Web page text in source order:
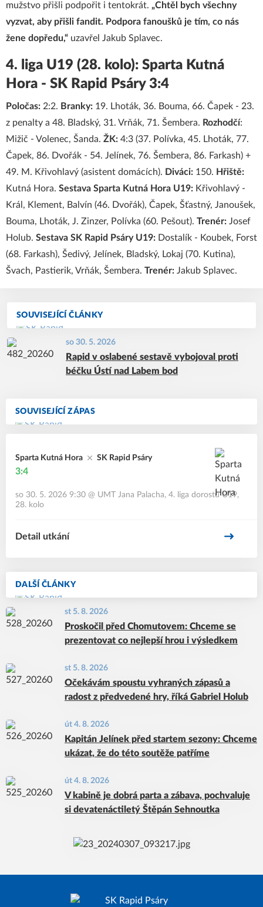
SOUVISEJÍCÍ ZÁPAS
Sparta Kutná Hora SK Rapid Psáry
3:4
so 30. 5. 2026 9:30 @ UMT Jana Palacha, 4. liga dorostu U19,
28. kolo
Detail utkání
DALŠÍ ČLÁNKY
st 5. 8. 2026
Proskočil před Chomutovem: Chceme se
prezentovat co nejlepší hrou i výsledkem
st 5. 8. 2026
Očekávám spoustu vyhraných zápasů a
radost z předvedené hry, říká Gabriel Holub
út 4. 8. 2026
Kapitán Jelínek před startem sezony: Chceme
ukázat, že do této soutěže patříme
út 4. 8. 2026
V kabině je dobrá parta a zábava, pochvaluje
si devatenáctiletý Štěpán Sehnoutka
mužstvo přišli podpořit i tentokrát. „Chtěl bych všechny
vyzvat, aby přišli fandit. Podpora fanoušků je tím, co nás
žene dopředu,“ uzavřel Jakub Splavec.
4. liga U19 (28. kolo): Sparta Kutná
Hora - SK Rapid Psáry 3:4
Poločas: 2:2. Branky: 19. Lhoták, 36. Bouma, 66. Čapek - 23.
z penalty a 48. Bladský, 31. Vrňák, 71. Šembera. Rozhodčí:
Mižič - Volenec, Šanda. ŽK: 4:3 (37. Polívka, 45. Lhoták, 77.
Čapek, 86. Dvořák - 54. Jelínek, 76. Šembera, 86. Farkash) +
49. M. Křivohlavý (asistent domácích). Diváci: 150. Hřiště:
Kutná Hora. Sestava Sparta Kutná Hora U19: Křivohlavý -
Král, Klement, Balvín (46. Dvořák), Čapek, Šťastný, Janoušek,
Bouma, Lhoták, J. Zinzer, Polívka (60. Pešout). Trenér: Josef
Holub. Sestava SK Rapid Psáry U19: Dostalík - Koubek, Forst
(68. Farkash), Šedivý, Jelínek, Bladský, Lokaj (70. Kutina),
Švach, Pastierik, Vrňák, Šembera. Trenér: Jakub Splavec.
SOUVISEJÍCÍ ČLÁNKY
so 30. 5. 2026
Rapid v oslabené sestavě vybojoval proti
béčku Ústí nad Labem bod